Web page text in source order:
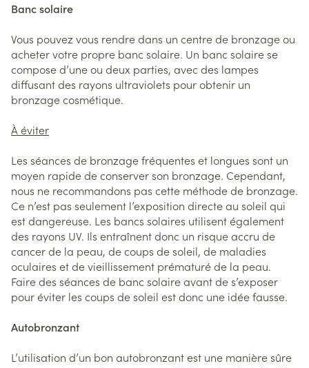
Banc solaire
Vous pouvez vous rendre dans un centre de bronzage ou
acheter votre propre banc solaire. Un banc solaire se
compose d’une ou deux parties, avec des lampes
diffusant des rayons ultraviolets pour obtenir un
bronzage cosmétique.
À éviter
Les séances de bronzage fréquentes et longues sont un
moyen rapide de conserver son bronzage. Cependant,
nous ne recommandons pas cette méthode de bronzage.
Ce n’est pas seulement l’exposition directe au soleil qui
est dangereuse. Les bancs solaires utilisent également
des rayons UV. Ils entraînent donc un risque accru de
cancer de la peau, de coups de soleil, de maladies
oculaires et de vieillissement prématuré de la peau.
Faire des séances de banc solaire avant de s’exposer
pour éviter les coups de soleil est donc une idée fausse.
Autobronzant
L’utilisation d’un bon autobronzant est une manière sûre